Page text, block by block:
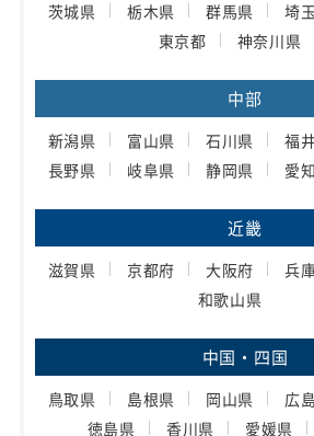
茨城県 栃木県 群馬県 埼
東京都
神奈川県
中部
新潟県 富山県 石川県 福
長野県
岐阜県 静岡県 愛
近畿
滋賀県 京都府 大阪府 兵
和歌山県
中国・四国
鳥取県 島根県 岡山県 広
徳島県
香川県 愛媛県